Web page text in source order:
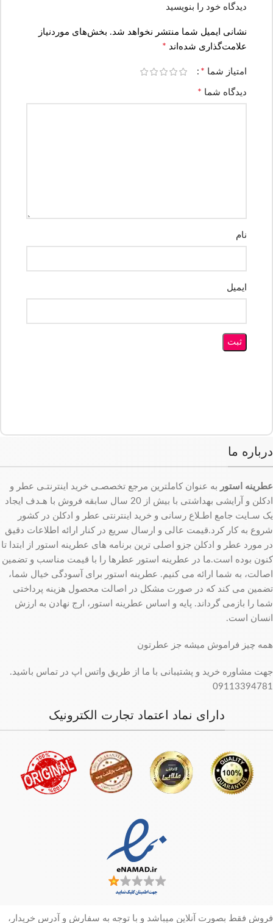
دیدگاه خود را بنویسید
نشانی ایمیل شما منتشر نخواهد شد. بخش‌های موردنیاز
علامت‌گذاری شده‌اند *
امتیاز شما *
دیدگاه شما *
نام
ایمیل
درباره ما
عطرینه استور به عنوان کاملترین مرجع تخصصـی خرید اینترنتـی عطر و
ادکلن و آرایشی بهداشتی با بیش از 20 سال سابقه فروش با هـدف ایجاد
یک سـایت جامع اطـلاع رسانی و خرید اینترنتی عطر و ادکلن در کشور
شروع به کار کرد.قیمت عالی و ارسال سریع در کنار ارائه اطلاعات دقیق
در مورد عطر و ادکلن جزو اصلی ترین برنامه های عطرینه استور از ابتدا تا
کنون بوده است.ما در عطرینه استور عطرها را با قیمت مناسب و تضمین
اصالت، به شما ارائه می کنیم. عطرینه استور برای آسودگی خیال شما،
تضمین می کند که در صورت مشکل در اصالت محصول هزینه پرداختی
شما را بازمی گرداند. پایه و اساس عطرینه استور، ارج نهادن به ارزش
انسان است.
همه چیز فراموش میشه جز عطرتون
جهت مشاوره خرید و پشتیبانی با ما از طریق واتس اپ در تماس باشید.
09113394781
دارای نماد اعتماد تجارت الکترونیک
فروش فقط بصورت آنلاین میباشد و با توجه به سفارش و آدرس خریدار،